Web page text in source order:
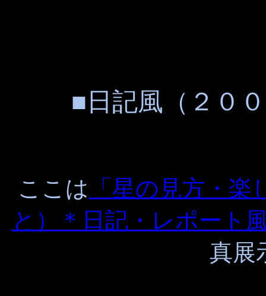
■日記風（２０
ここは 「星の見方・
と）＊日記・レポート
真展